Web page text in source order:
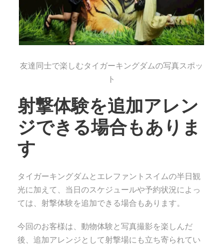
友達同士で楽しむタイガーキングダムの写真スポッ
ト
射撃体験を追加アレン
ジできる場合もありま
す
タイガーキングダムとエレファントスイムの半日観
光に加えて、当日のスケジュールや予約状況によっ
ては、射撃体験を追加できる場合もあります。
今回のお客様は、動物体験と写真撮影を楽しんだ
後、追加アレンジとして射撃場にも立ち寄られてい